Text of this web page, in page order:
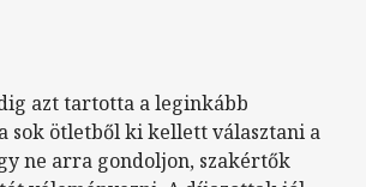
azt tartotta a leginkább
sok ötletből ki kellett választani a
ne arra gondoljon, szakértők